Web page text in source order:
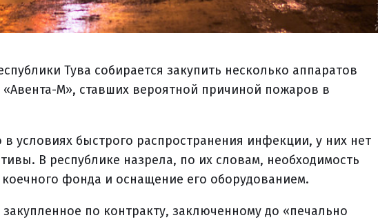
Тува собирается закупить несколько аппаратов
«Авента-М», ставших вероятной причиной пожаров в
условиях быстрого распространения инфекции, у них нет
В республике назрела, по их словам, необходимость
фонда и оснащение его оборудованием.
по контракту, заключенному до «печально